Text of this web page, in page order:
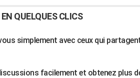
QUELQUES CLICS
simplement avec ceux qui
facilement et obtenez plus